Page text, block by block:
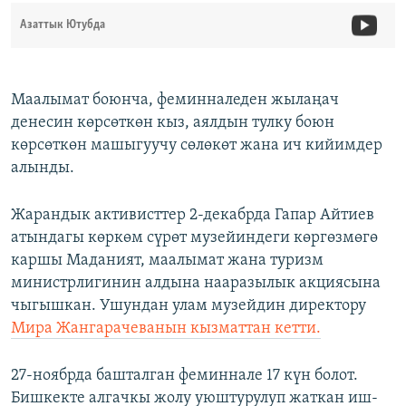
Азаттык Ютубда
Маалымат боюнча, феминналеден жылаңач
денесин көрсөткөн кыз, аялдын тулку боюн
көрсөткөн машыгуучу сөлөкөт жана ич кийимдер
алынды.
Жарандык активисттер 2-декабрда Гапар Айтиев
атындагы көркөм сүрөт музейиндеги көргөзмөгө
каршы Маданият, маалымат жана туризм
министрлигинин алдына нааразылык акциясына
чыгышкан. Ушундан улам музейдин директору
Мира Жангарачеванын кызматтан кетти.
27-ноябрда башталган феминнале 17 күн болот.
Бишкекте алгачкы жолу уюштурулуп жаткан иш-